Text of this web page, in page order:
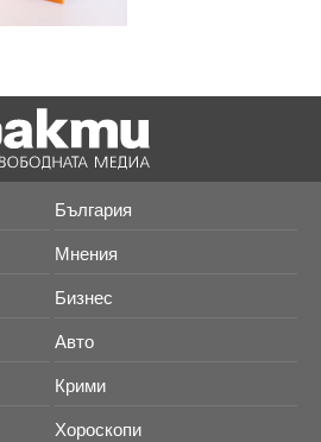
България
Мнения
Бизнес
Авто
Крими
Хороскопи